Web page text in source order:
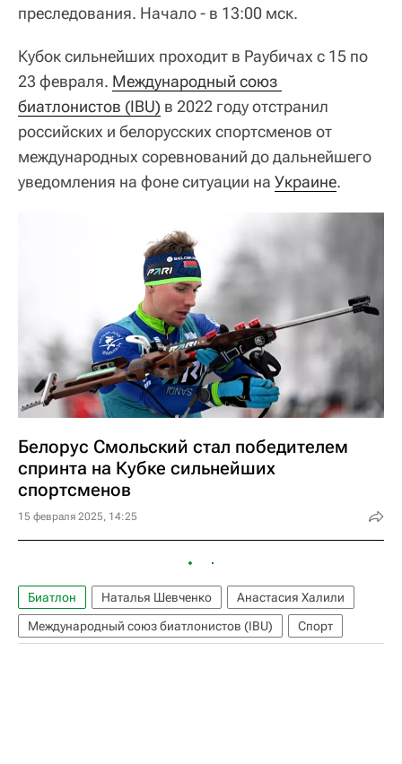
преследования. Начало - в 13:00 мск.
Кубок сильнейших проходит в Раубичах с 15 по
23 февраля. Международный союз
биатлонистов (IBU) в 2022 году отстранил
российских и белорусских спортсменов от
международных соревнований до дальнейшего
уведомления на фоне ситуации на Украине.
Белорус Смольский стал победителем
спринта на Кубке сильнейших
спортсменов
15 февраля 2025, 14:25
Биатлон Наталья Шевченко
Анастасия Халили
Международный союз биатлонистов (IBU)
Спорт